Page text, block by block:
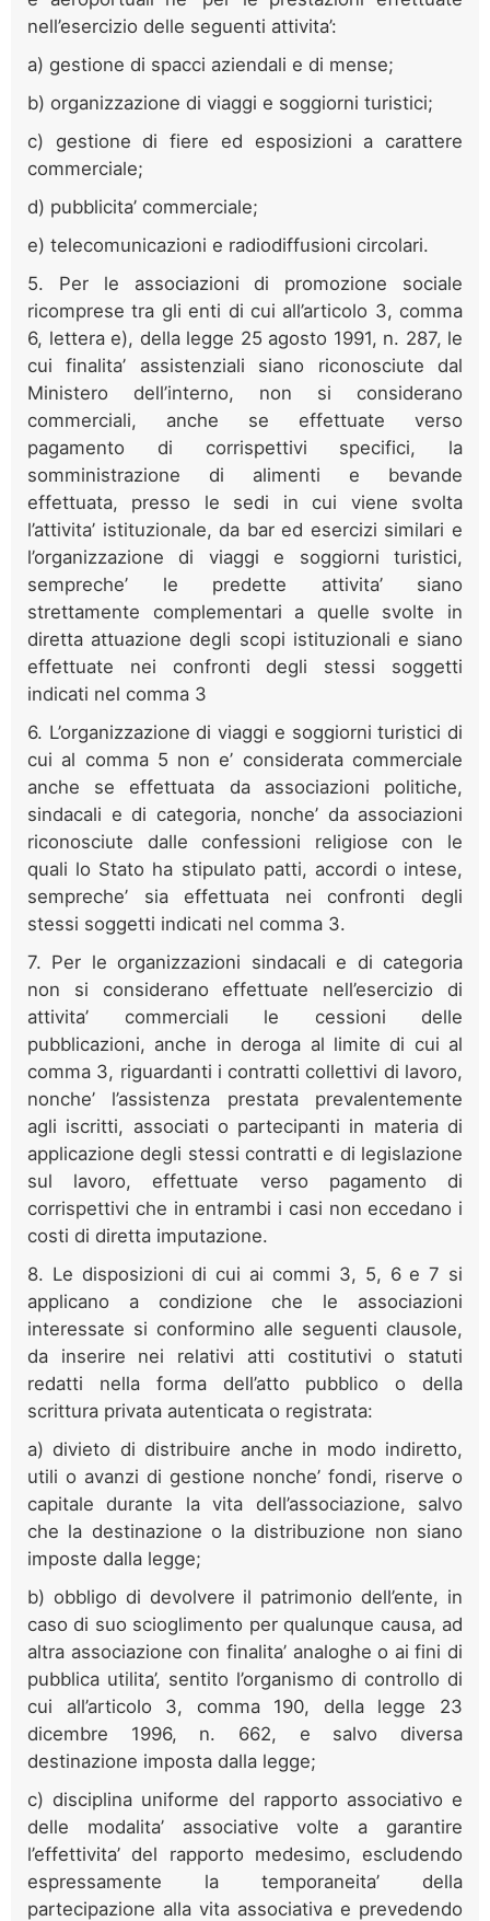
nell’esercizio delle seguenti attivita’:
a) gestione di spacci aziendali e di mense;
b) organizzazione di viaggi e soggiorni turistici;
c) gestione di fiere ed esposizioni a carattere
commerciale;
d) pubblicita’ commerciale;
e) telecomunicazioni e radiodiffusioni circolari.
5. Per le associazioni di promozione sociale
ricomprese tra gli enti di cui all’articolo 3, comma
6, lettera e), della legge 25 agosto 1991, n. 287, le
cui finalita’ assistenziali siano riconosciute dal
Ministero dell’interno, non si considerano
commerciali, anche se effettuate verso
pagamento di corrispettivi specifici, la
somministrazione di alimenti e bevande
effettuata, presso le sedi in cui viene svolta
l’attivita’ istituzionale, da bar ed esercizi similari e
l’organizzazione di viaggi e soggiorni turistici,
sempreche’ le predette attivita’ siano
strettamente complementari a quelle svolte in
diretta attuazione degli scopi istituzionali e siano
effettuate nei confronti degli stessi soggetti
indicati nel comma 3
6. L’organizzazione di viaggi e soggiorni turistici di
cui al comma 5 non e’ considerata commerciale
anche se effettuata da associazioni politiche,
sindacali e di categoria, nonche’ da associazioni
riconosciute dalle confessioni religiose con le
quali lo Stato ha stipulato patti, accordi o intese,
sempreche’ sia effettuata nei confronti degli
stessi soggetti indicati nel comma 3.
7. Per le organizzazioni sindacali e di categoria
non si considerano effettuate nell’esercizio di
attivita’ commerciali le cessioni delle
pubblicazioni, anche in deroga al limite di cui al
comma 3, riguardanti i contratti collettivi di lavoro,
nonche’ l’assistenza prestata prevalentemente
agli iscritti, associati o partecipanti in materia di
applicazione degli stessi contratti e di legislazione
sul lavoro, effettuate verso pagamento di
corrispettivi che in entrambi i casi non eccedano i
costi di diretta imputazione.
8. Le disposizioni di cui ai commi 3, 5, 6 e 7 si
applicano a condizione che le associazioni
interessate si conformino alle seguenti clausole,
da inserire nei relativi atti costitutivi o statuti
redatti nella forma dell’atto pubblico o della
scrittura privata autenticata o registrata:
a) divieto di distribuire anche in modo indiretto,
utili o avanzi di gestione nonche’ fondi, riserve o
capitale durante la vita dell’associazione, salvo
che la destinazione o la distribuzione non siano
imposte dalla legge;
b) obbligo di devolvere il patrimonio dell’ente, in
caso di suo scioglimento per qualunque causa, ad
altra associazione con finalita’ analoghe o ai fini di
pubblica utilita’, sentito l’organismo di controllo di
cui all’articolo 3, comma 190, della legge 23
dicembre 1996, n. 662, e salvo diversa
destinazione imposta dalla legge;
c) disciplina uniforme del rapporto associativo e
delle modalita’ associative volte a garantire
l’effettivita’ del rapporto medesimo, escludendo
espressamente la temporaneita’ della
partecipazione alla vita associativa e prevedendo